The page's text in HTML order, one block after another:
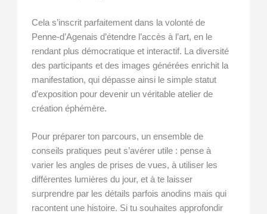
Cela s’inscrit parfaitement dans la volonté de
Penne-d’Agenais d’étendre l’accès à l’art, en le
rendant plus démocratique et interactif. La diversité
des participants et des images générées enrichit la
manifestation, qui dépasse ainsi le simple statut
d’exposition pour devenir un véritable atelier de
création éphémère.
Pour préparer ton parcours, un ensemble de
conseils pratiques peut s’avérer utile : pense à
varier les angles de prises de vues, à utiliser les
différentes lumières du jour, et à te laisser
surprendre par les détails parfois anodins mais qui
racontent une histoire. Si tu souhaites approfondir